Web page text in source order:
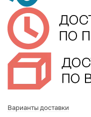
Варианты доставки